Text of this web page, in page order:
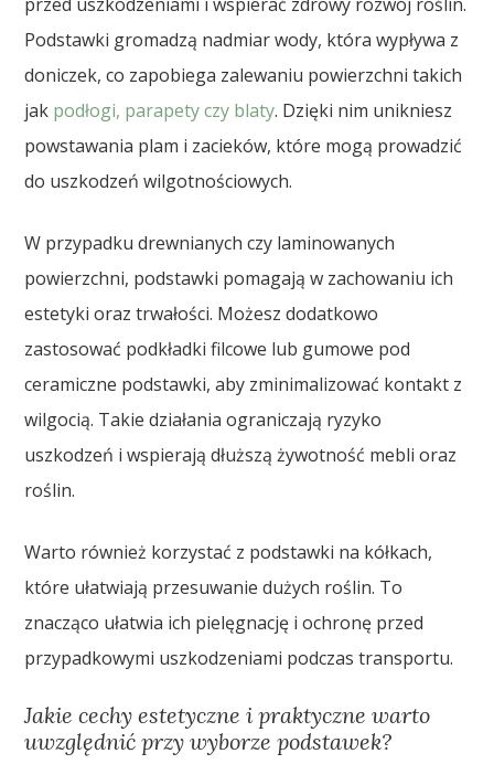
Podstawki gromadzą nadmiar wody, która wypływa z
doniczek, co zapobiega zalewaniu powierzchni takich
jak podłogi, parapety czy blaty. Dzięki nim unikniesz
powstawania plam i zacieków, które mogą prowadzić
do uszkodzeń wilgotnościowych.
W przypadku drewnianych czy laminowanych
powierzchni, podstawki pomagają w zachowaniu ich
estetyki oraz trwałości. Możesz dodatkowo
zastosować podkładki filcowe lub gumowe pod
ceramiczne podstawki, aby zminimalizować kontakt z
wilgocią. Takie działania ograniczają ryzyko
uszkodzeń i wspierają dłuższą żywotność mebli oraz
roślin.
Warto również korzystać z podstawki na kółkach,
które ułatwiają przesuwanie dużych roślin. To
znacząco ułatwia ich pielęgnację i ochronę przed
przypadkowymi uszkodzeniami podczas transportu.
Jakie cechy estetyczne i praktyczne warto
uwzględnić przy wyborze podstawek?